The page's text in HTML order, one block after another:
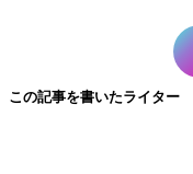
この記事を書いたライター